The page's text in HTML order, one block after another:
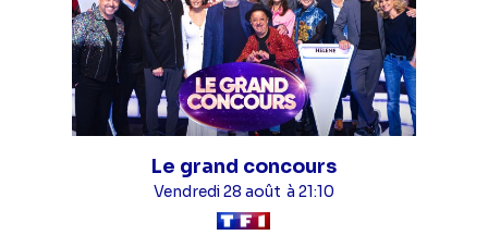
Le grand concours
Vendredi 28 août à 21:10